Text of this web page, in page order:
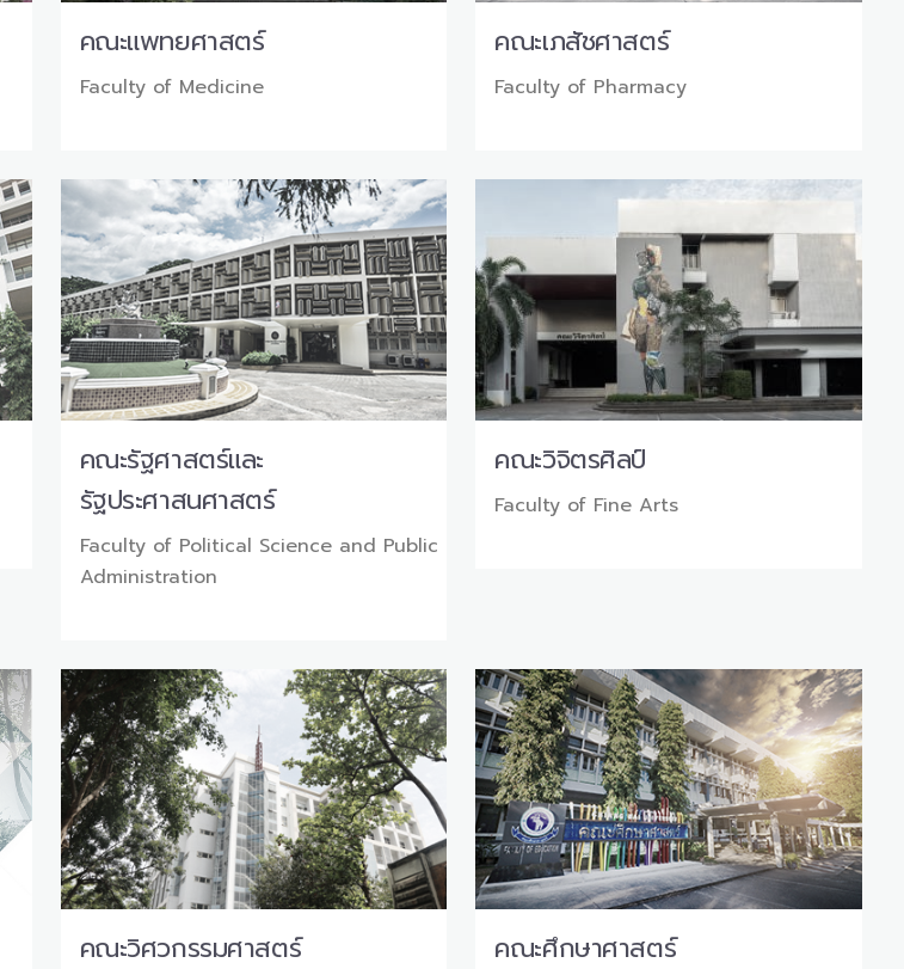
คณะแพทยศาสตร์
Faculty of Medicine
คณะเภสัชศาสตร์
Faculty of Pharmacy
คณะรัฐศาสตร์และ
รัฐประศาสนศาสตร์
Faculty of Political Science and Public
Administration
คณะวิจิตรศิลป์
Faculty of Fine Arts
คณะวิศวกรรมศาสตร์ คณะศึกษาศาสตร์